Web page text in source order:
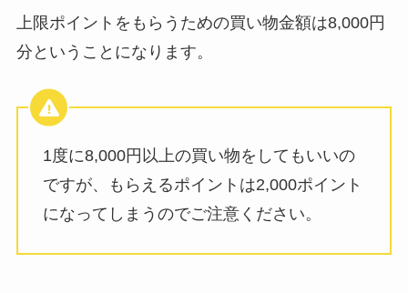
上限ポイントをもらうための買い物金額は8,000円
分ということになります。
1度に8,000円以上の買い物をしてもいいの
ですが、もらえるポイントは2,000ポイント
になってしまうのでご注意ください。